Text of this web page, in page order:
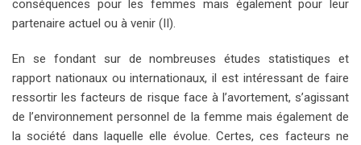
conséquences pour les femmes mais également pour leur
partenaire actuel ou à venir (II).
En se fondant sur de nombreuses études statistiques et
rapport nationaux ou internationaux, il est intéressant de faire
ressortir les facteurs de risque face à l’avortement, s’agissant
de l’environnement personnel de la femme mais également de
la société dans laquelle elle évolue. Certes, ces facteurs ne